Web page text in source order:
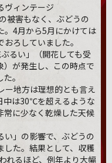
ヴィンテージ
被害もなく、ぶどうの
。4月から5月にかけては
ろしていました。
るい」（開花しても受
が発生し、この時点で
。
ー地方は理想的とも言え
中は30℃を超えるような
常に少なく乾燥した天候
い」の影響で、ぶどうの
した。結果として、収穫
れるほど、例年より大幅